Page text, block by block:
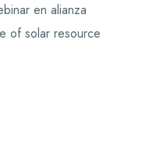
en alianza
of solar resource